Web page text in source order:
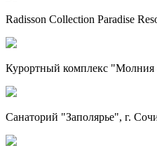
Radisson Collection Paradise
Курортный комплекс
Санаторий "Заполярье", г.